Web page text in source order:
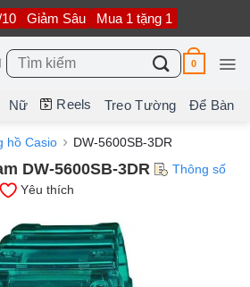
Giảm Sâu Mua 1 tặng 1
Tìm
kiếm:
0
Nữ Reels Treo Tường Để Bàn
hồ Casio DW-5600SB-3DR
DW-5600SB-3DR
Thông số
Yêu thích